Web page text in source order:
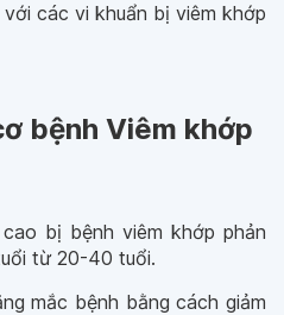
các vi khuẩn bị viêm khớp
bệnh Viêm khớp
bị bệnh viêm khớp phản
từ 20-40 tuổi.
mắc bệnh bằng cách giảm